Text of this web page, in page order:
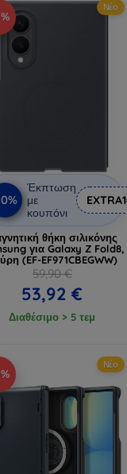
Νέο
Έκπτωση
με
κουπόνι
θήκη σιλικόνης
για Galaxy Z Fold8,
(EF-EF971CBEGWW)
59,90 €
53,92 €
Διαθέσιμο > 5 τεμ
Νέο